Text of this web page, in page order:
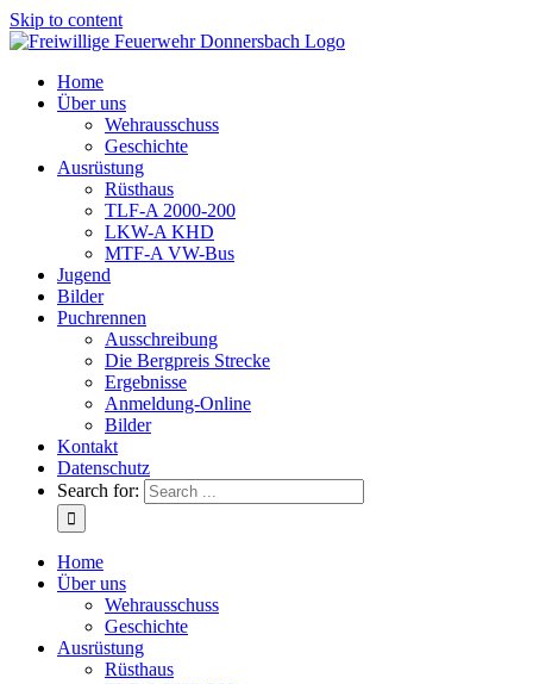
Skip to content
Home
Über uns
Wehrausschuss
Geschichte
Ausrüstung
Rüsthaus
TLF-A 2000-200
LKW-A KHD
MTF-A VW-Bus
Jugend
Bilder
Puchrennen
Ausschreibung
Die Bergpreis Strecke
Ergebnisse
Anmeldung-Online
Bilder
Kontakt
Datenschutz
Search for:
Home
Über uns
Wehrausschuss
Geschichte
Ausrüstung
Rüsthaus